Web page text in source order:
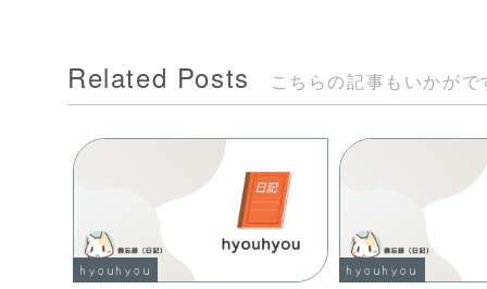
Related Posts こちらの記事もいかがで
hyouhyou hyouhyou